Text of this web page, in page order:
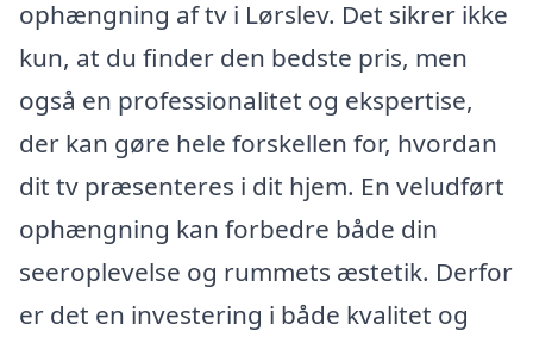
ophængning af tv i Lørslev. Det sikrer ikke
kun, at du finder den bedste pris, men
også en professionalitet og ekspertise,
der kan gøre hele forskellen for, hvordan
dit tv præsenteres i dit hjem. En veludført
ophængning kan forbedre både din
seeroplevelse og rummets æstetik. Derfor
er det en investering i både kvalitet og